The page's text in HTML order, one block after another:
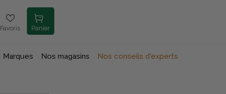
Favoris Panier
Marques Nos magasins Nos conseils d'experts